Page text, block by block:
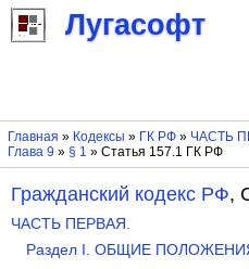
Лугасофт
Главная » Кодексы » ГК РФ» ЧАСТЬ
Глава 9 » § 1 » Статья 157.1 ГК РФ
Гражданский кодекс РФ,
ЧАСТЬ ПЕРВАЯ.
Раздел I. ОБЩИЕ